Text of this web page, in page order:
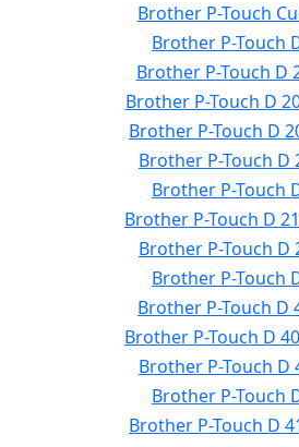
Brother P-Touch
Brother P-Touch
Brother P-Touch D
Brother P-Touch D
Brother P-Touch D
Brother P-Touch D
Brother P-Touch
Brother P-Touch D
Brother P-Touch D
Brother P-Touch
Brother P-Touch D
Brother P-Touch D
Brother P-Touch D
Brother P-Touch
Brother P-Touch D